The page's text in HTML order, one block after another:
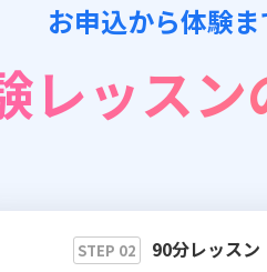
お申込から体験ま
レッスン
STEP 02 90分レッスン